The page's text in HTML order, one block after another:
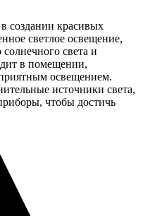
создании красивых
светлое освещение,
света и
в помещении,
освещением.
источники света,
чтобы достичь